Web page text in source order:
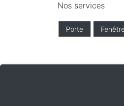
Nos services
Porte